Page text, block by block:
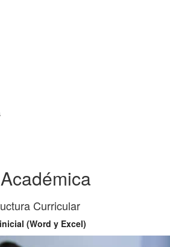
Curricular
(Word y Excel)